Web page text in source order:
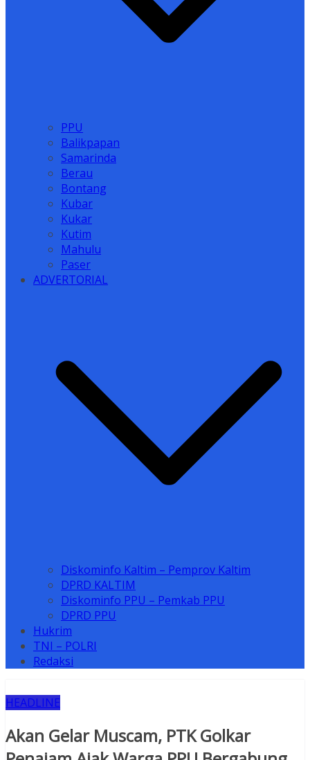
PPU
Balikpapan
Samarinda
Berau
Bontang
Kubar
Kukar
Kutim
Mahulu
Paser
ADVERTORIAL
Diskominfo Kaltim – Pemprov Kaltim
DPRD KALTIM
Diskominfo PPU – Pemkab PPU
DPRD PPU
Hukrim
TNI – POLRI
Redaksi
HEADLINE
Akan Gelar Muscam, PTK Golkar